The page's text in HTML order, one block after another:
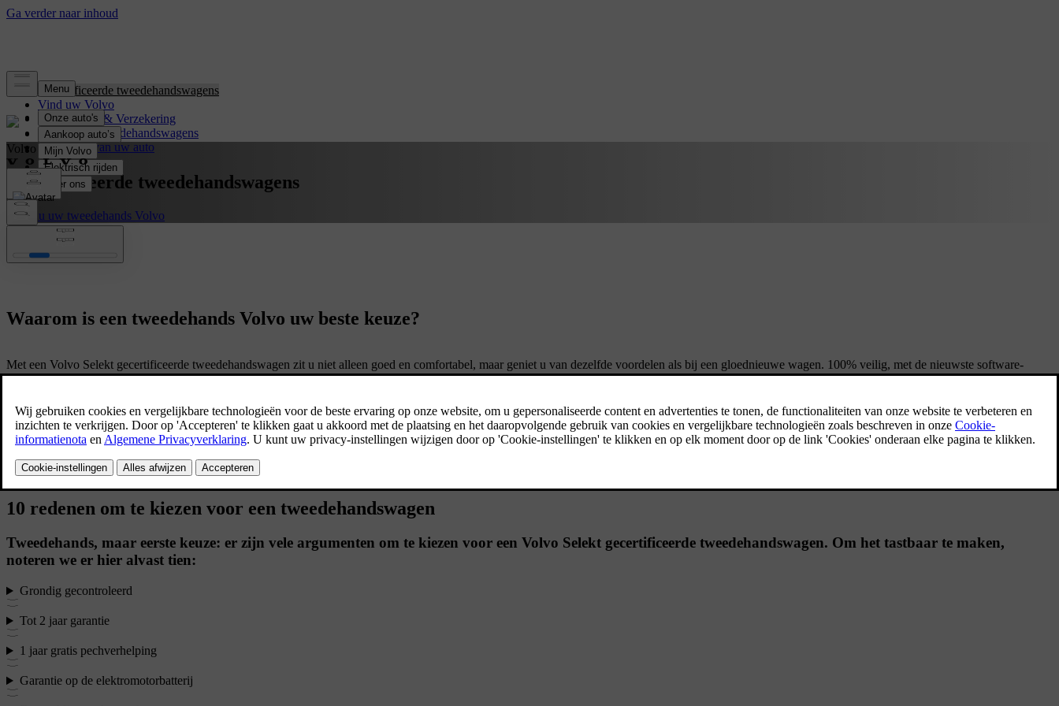
Gecertificeerde tweedehandswagens
Vind uw Volvo
Financiering & Verzekering
Elektrische tweedehandswagens
Overname van uw auto
Volvo Selekt
Gecertificeerde tweedehandswagens
Kies nu uw tweedehands Volvo
Waarom is een tweedehands Volvo uw beste keuze?
Met een Volvo Selekt gecertificeerde tweedehandswagen zit u niet alleen goed en comfortabel, maar geniet u van dezelfde voordelen als bij een gloednieuwe wagen. 100% veilig, met de nieuwste software-
updates, tot 2 jaar garantie, gratis pechverhelping, inruilgarantie en gecontroleerd op meer dan 150 punten. Geniet van het beste dat Volvo te bieden heeft.
Bekijk het aanbod tweedehandswagens
10 redenen om te kiezen voor een tweedehandswagen
Tweedehands, maar eerste keuze: er zijn vele argumenten om te kiezen voor een Volvo Selekt gecertificeerde tweedehandswagen. Om het tastbaar te maken,
noteren we er hier alvast tien:
Grondig gecontroleerd
Tot 2 jaar garantie
1 jaar gratis pechverhelping
Garantie op de elektromotorbatterij